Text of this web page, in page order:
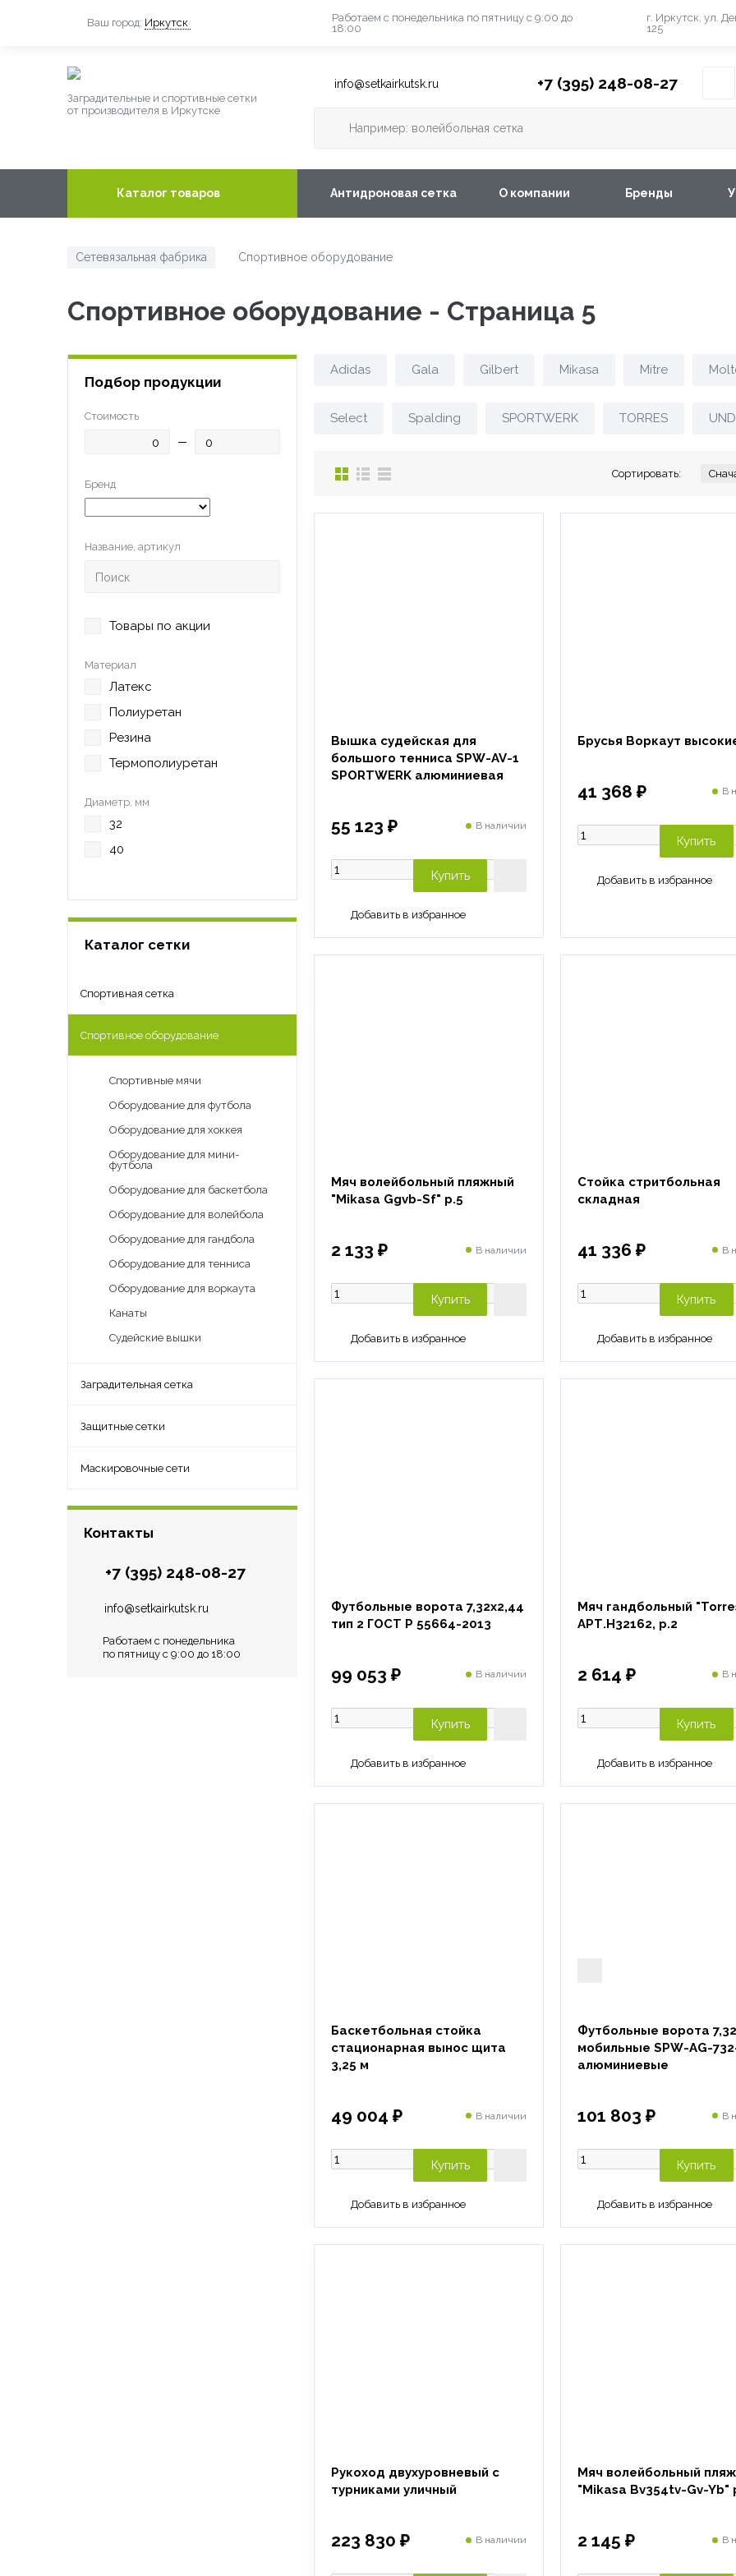
Ваш город: Иркутск Работаем с понедельникапо пятницу с 9:00 до
18:00
г. Иркутск, ул.
125
Заградительные и спортивные сетки
от производителя в Иркутске
info@setkairkutsk.ru +7 (395) 248-08-27
Каталог товаров Антидроновая сетка О компании Бренды
Сетевязальная фабрика Спортивное оборудование
Спортивное оборудование - Страница 5
Подбор продукции
Стоимость
Бренд
Название, артикул
Товары по акции
Материал
Латекс
Полиуретан
Резина
Термополиуретан
Диаметр, мм
32
40
Каталог сетки
Спортивная сетка
Спортивное оборудование
Спортивные мячи
Оборудование для футбола
Оборудование для хоккея
Оборудование для мини-
футбола
Оборудование для баскетбола
Оборудование для волейбола
Оборудование для гандбола
Оборудование для тенниса
Оборудование для воркаута
Канаты
Судейские вышки
Заградительная сетка
Защитные сетки
Маскировочные сети
Контакты
+7 (395) 248-08-27
info@setkairkutsk.ru
Работаем с понедельника
по пятницу с 9:00 до 18:00
Adidas Gala Gilbert Mikasa Mitre
Select Spalding SPORTWERK TORRES
Сортировать:
Вышка судейская для
большого тенниса SPW-AV-1
SPORTWERK алюминиевая
55 123 ₽ В наличии
Купить
Брусья Воркаут
41 368 ₽ В
Купить
Мяч волейбольный пляжный
"Mikasa Ggvb-Sf" р.5
2 133 ₽ В наличии
Купить
Стойка стритбольная
складная
41 336 ₽ В
Купить
Футбольные ворота 7,32х2,44
тип 2 ГОСТ Р 55664-2013
99 053 ₽ В наличии
Купить
Мяч гандбольный
АРТ.H32162, р.2
2 614 ₽ В
Купить
Баскетбольная стойка
стационарная вынос щита
3,25 м
49 004 ₽ В наличии
Купить
Футбольные ворота
мобильные SPW-AG-
алюминиевые
101 803 ₽ В
Купить
Рукоход двухуровневый с
турниками уличный
223 830 ₽ В наличии
Мяч волейбольный
"Mikasa Bv354tv-Gv-Yb"
2 145 ₽ В